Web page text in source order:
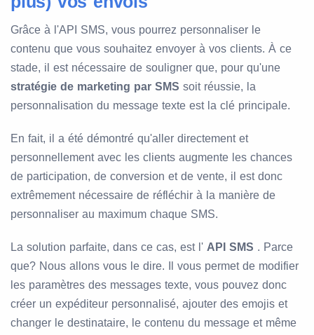
Grâce à l'API SMS, vous pourrez personnaliser le
contenu que vous souhaitez envoyer à vos clients. À ce
stade, il est nécessaire de souligner que, pour qu'une
stratégie de marketing par SMS soit réussie, la
personnalisation du message texte est la clé principale.
En fait, il a été démontré qu'aller directement et
personnellement avec les clients augmente les chances
de participation, de conversion et de vente, il est donc
extrêmement nécessaire de réfléchir à la manière de
personnaliser au maximum chaque SMS.
La solution parfaite, dans ce cas, est l' API SMS . Parce
que? Nous allons vous le dire. Il vous permet de modifier
les paramètres des messages texte, vous pouvez donc
créer un expéditeur personnalisé, ajouter des emojis et
changer le destinataire, le contenu du message et même